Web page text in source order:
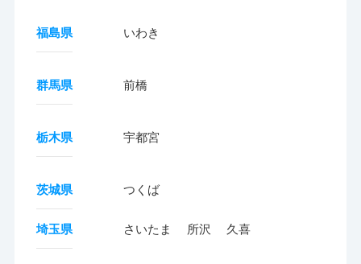
福島県 いわき
群馬県 前橋
栃木県 宇都宮
茨城県 つくば
埼玉県 さいたま 所沢 久喜